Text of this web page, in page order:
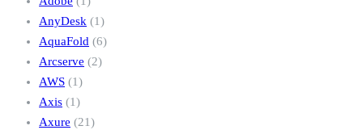
AnyDesk (1)
AquaFold (6)
Arcserve (2)
AWS (1)
Axis (1)
Axure (21)